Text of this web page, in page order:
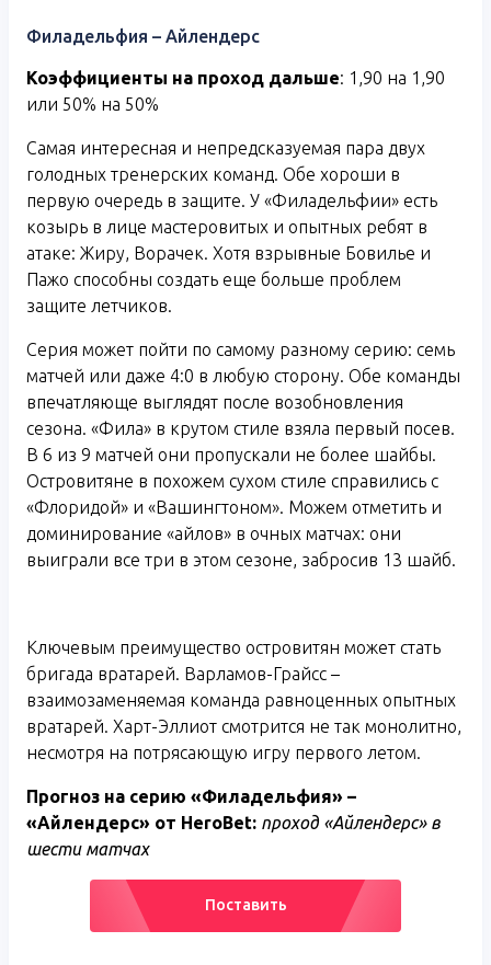
Филадельфия – Айлендерс
Коэффициенты на проход дальше: 1,90 на 1,90
или 50% на 50%
Самая интересная и непредсказуемая пара двух
голодных тренерских команд. Обе хороши в
первую очередь в защите. У «Филадельфии» есть
козырь в лице мастеровитых и опытных ребят в
атаке: Жиру, Ворачек. Хотя взрывные Бовилье и
Пажо способны создать еще больше проблем
защите летчиков.
Серия может пойти по самому разному серию: семь
матчей или даже 4:0 в любую сторону. Обе команды
впечатляюще выглядят после возобновления
сезона. «Фила» в крутом стиле взяла первый посев.
В 6 из 9 матчей они пропускали не более шайбы.
Островитяне в похожем сухом стиле справились с
«Флоридой» и «Вашингтоном». Можем отметить и
доминирование «айлов» в очных матчах: они
выиграли все три в этом сезоне, забросив 13 шайб.
Ключевым преимущество островитян может стать
бригада вратарей. Варламов-Грайсс –
взаимозаменяемая команда равноценных опытных
вратарей. Харт-Эллиот смотрится не так монолитно,
несмотря на потрясающую игру первого летом.
Прогноз на серию «Филадельфия» –
«Айлендерс» от HeroBet: проход «Айлендерс» в
шести матчах
Поставить